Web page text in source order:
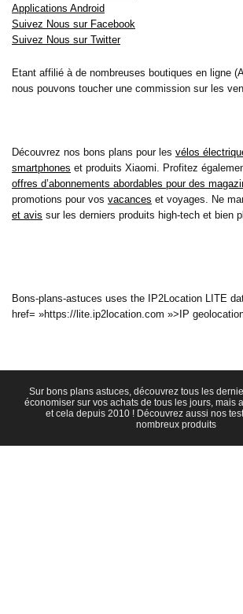
Applications Android
Suivez Nous sur Facebook
Suivez Nous sur Twitter
Etant affilié à de nombreuses boutiques en ligne
nous pouvons toucher une commission sur les
Découvrez nos bons plans pour les vélos
smartphones et produits Xiaomi. Profitez
offres d’abonnements abordables pour des
promotions pour vos vacances et voyages. Ne
et avis sur les derniers produits high-tech et bien
Bons-plans-astuces uses the IP2Location LITE
href= »https://lite.ip2location.com »>IP
Sur bons plans astuces, découvrez tous les
économiser sur vos achats de tous les jours, mais
et cela depuis 2010 ! Découvrez aussi nos
nombreux produits